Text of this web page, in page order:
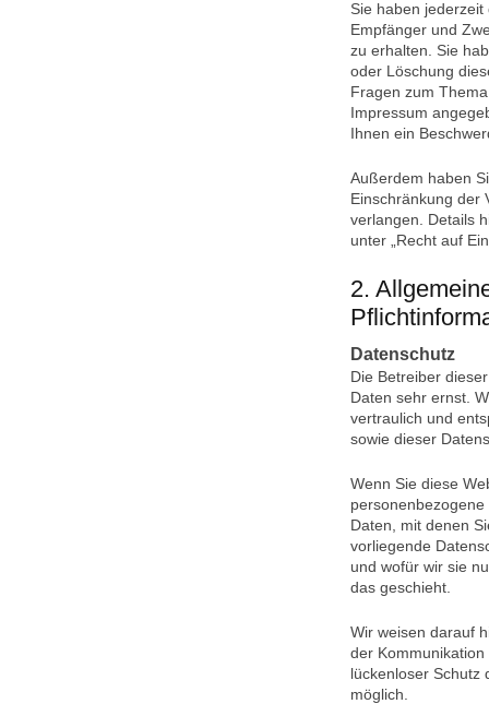
Sie haben
Empfänger und
zu erhalten. Sie
oder Löschung
Fragen zum
Impressum
Ihnen ein
Außerdem haben
Einschränkung der
verlangen. Details
unter „Recht auf
2.
Datenschutz
Die Betreiber
Daten sehr ernst.
vertraulich und
sowie dieser
Wenn Sie diese
Daten, mit denen
vorliegende
und wofür wir sie
das geschieht.
Wir weisen darauf
der
lückenloser
möglich.